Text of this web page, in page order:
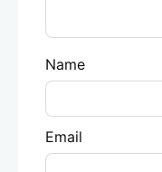
Name
Email